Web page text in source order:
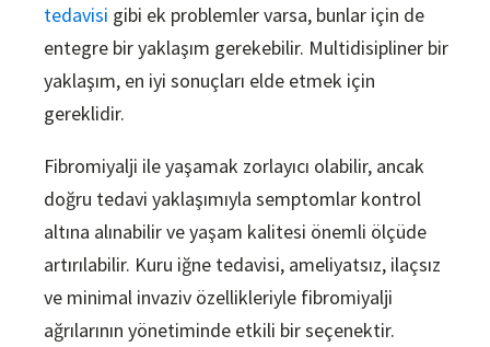
tedavisi gibi ek problemler varsa, bunlar için de
entegre bir yaklaşım gerekebilir. Multidisipliner bir
yaklaşım, en iyi sonuçları elde etmek için
gereklidir.
Fibromiyalji ile yaşamak zorlayıcı olabilir, ancak
doğru tedavi yaklaşımıyla semptomlar kontrol
altına alınabilir ve yaşam kalitesi önemli ölçüde
artırılabilir. Kuru iğne tedavisi, ameliyatsız, ilaçsız
ve minimal invaziv özellikleriyle fibromiyalji
ağrılarının yönetiminde etkili bir seçenektir.